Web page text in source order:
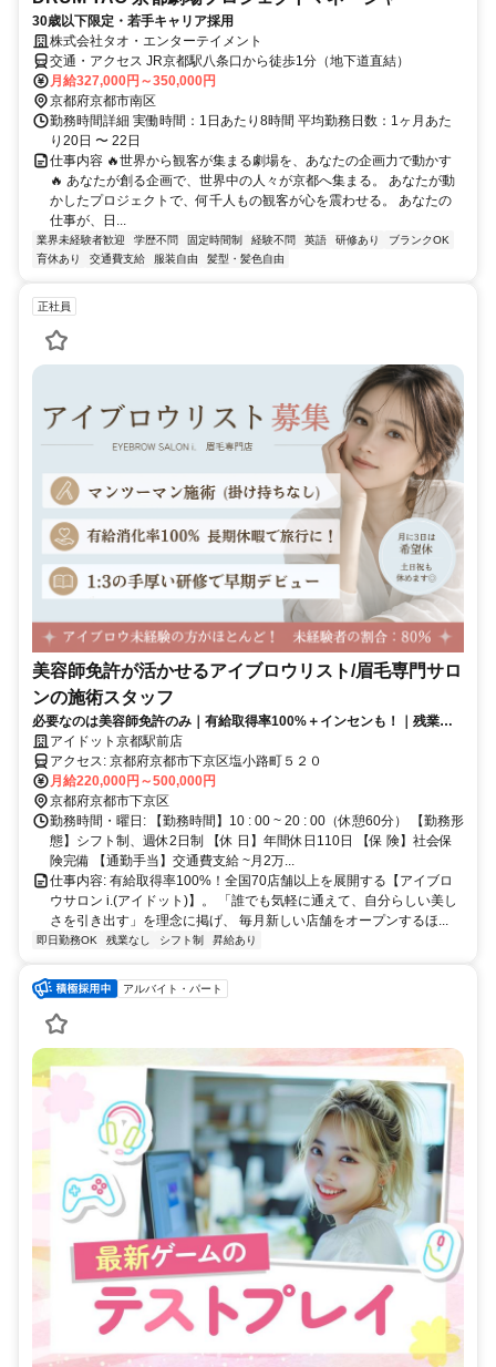
30歳以下限定・若手キャリア採用
株式会社タオ・エンターテイメント
交通・アクセス JR京都駅八条口から徒歩1分（地下道直結）
月給327,000円～350,000円
京都府京都市南区
勤務時間詳細 実働時間：1日あたり8時間 平均勤務日数：1ヶ月あた
り20日 〜 22日
仕事内容 🔥世界から観客が集まる劇場を、あなたの企画力で動かす
🔥 あなたが創る企画で、世界中の人々が京都へ集まる。 あなたが動
かしたプロジェクトで、何千人もの観客が心を震わせる。 あなたの
仕事が、日...
業界未経験者歓迎 学歴不問 固定時間制 経験不問 英語 研修あり
ブランクOK
育休あり
交通費支給 服装自由 髪型・髪色自由
正社員
美容師免許が活かせるアイブロウリスト/眉毛専門サロ
ンの施術スタッフ
必要なのは美容師免許のみ｜有給取得率100%＋インセンも！｜残業な
し・研修中も給与支給
アイドット京都駅前店
アクセス: 京都府京都市下京区塩小路町５２０
月給220,000円～500,000円
京都府京都市下京区
勤務時間・曜日: 【勤務時間】10 : 00 ~ 20 : 00（休憩60分） 【勤務形
態】シフト制、週休2日制 【休 日】年間休日110日 【保 険】社会保
険完備 【通勤手当】交通費支給 ~月2万...
仕事内容: 有給取得率100%！全国70店舗以上を展開する【アイブロ
ウサロン i.(アイドット)】。 「誰でも気軽に通えて、自分らしい美し
さを引き出す」を理念に掲げ、 毎月新しい店舗をオープンするほ...
即日勤務OK 残業なし シフト制 昇給あり
アルバイト・パート